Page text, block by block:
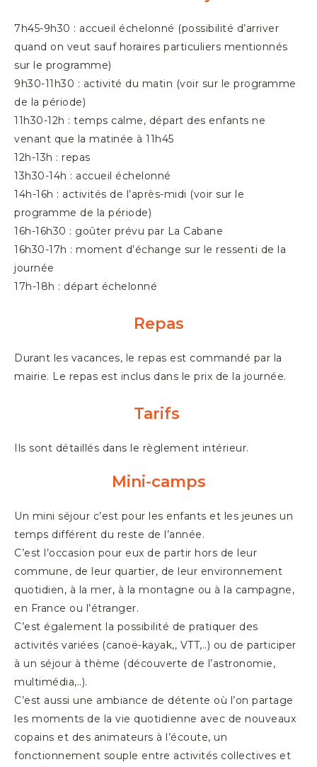
7h45-9h30 : accueil échelonné (possibilité d’arriver
quand on veut sauf horaires particuliers mentionnés
sur le programme)
9h30-11h30 : activité du matin (voir sur le programme
de la période)
11h30-12h : temps calme, départ des enfants ne
venant que la matinée à 11h45
12h-13h : repas
13h30-14h : accueil échelonné
14h-16h : activités de l’après-midi (voir sur le
programme de la période)
16h-16h30 : goûter prévu par La Cabane
16h30-17h : moment d’échange sur le ressenti de la
journée
17h-18h : départ échelonné
Repas
Durant les vacances, le repas est commandé par la
mairie. Le repas est inclus dans le prix de la journée.
Tarifs
Ils sont détaillés dans le règlement intérieur.
Mini-camps
Un mini séjour c’est pour les enfants et les jeunes un
temps différent du reste de l’année.
C’est l’occasion pour eux de partir hors de leur
commune, de leur quartier, de leur environnement
quotidien, à la mer, à la montagne ou à la campagne,
en France ou l’étranger.
C’est également la possibilité de pratiquer des
activités variées (canoë-kayak,, VTT,..) ou de participer
à un séjour à thème (découverte de l’astronomie,
multimédia,..).
C’est aussi une ambiance de détente où l’on partage
les moments de la vie quotidienne avec de nouveaux
copains et des animateurs à l’écoute, un
fonctionnement souple entre activités collectives et